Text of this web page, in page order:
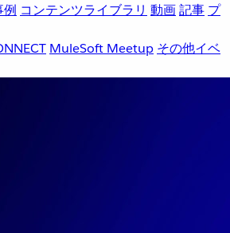
例 コンテンツライブラリ 動画記事 プ
MuleSoft Meetup その他イベ